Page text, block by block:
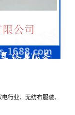
行业、无纺布服装、